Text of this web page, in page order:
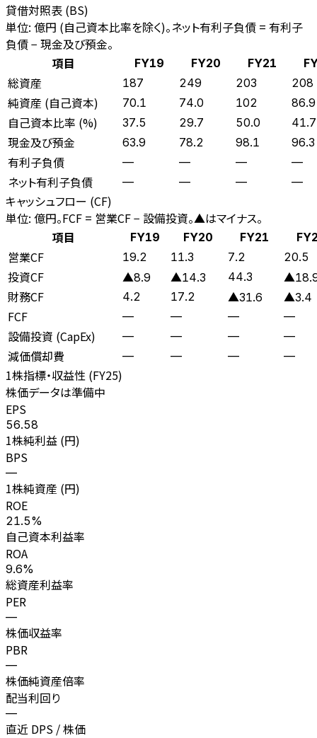
貸借対照表 (BS)
単位: 億円 (自己資本比率を除く)。ネット有利子負債 = 有利子
負債 − 現金及び預金。
項目
FY19 FY20 FY21
総資産 187 249 203 208
純資産 (自己資本) 70.1 74.0 102 86.9
自己資本比率 (%) 37.5 29.7 50.0 41.7
現金及び預金 63.9 78.2 98.1 96.3
有利子負債 — — — —
ネット有利子負債 — — — —
キャッシュフロー (CF)
単位: 億円。FCF = 営業CF − 設備投資。▲はマイナス。
項目
FY19 FY20 FY21
営業CF 19.2 11.3 7.2 20.5
投資CF ▲8.9 ▲14.3 44.3
財務CF 4.2 17.2 ▲31.6 ▲3.4
FCF — — — —
設備投資 (CapEx) — — — —
減価償却費 — — — —
1株指標・収益性 (FY25)
株価データは準備中
EPS
56.58
1株純利益 (円)
BPS
—
1株純資産 (円)
ROE
21.5%
自己資本利益率
ROA
9.6%
総資産利益率
PER
—
株価収益率
PBR
—
株価純資産倍率
配当利回り
—
直近 DPS / 株価